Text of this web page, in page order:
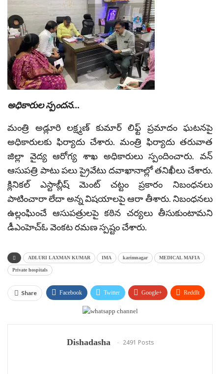
అధికారుల స్పందన…
మంత్రి అడ్లూరి లక్ష్మణ్ కుమార్ లిఫ్ట్ ప్రమాదం ఘటనపై
అధికారులకు ఫిర్యాదు చేశారు. మంత్రి ఫిర్యాదు తరువాత
జిల్లా వైద్య ఆరోగ్య శాఖ అధికారులు స్పందించారు. వన్
ఆసుపత్రి పాటు పలు ప్రైవేటు దవాఖానాల్లో తనిఖీలు చేశారు.
క్లినికల్ ఎస్టాబ్లీష్ మెంట్ చట్టం ప్రకారం నిబంధనలు
పాటించారా లేదా అన్న విషయాలపై ఆరా తీశారు. నిబంధనలు
ఉల్లంఘించే ఆసుపత్రులపై కఠిన చర్యలు తీసుకుంటామని
డీఎంహెచ్ఓ వెంకట రమణ స్పష్టం చేశారు.
ADLURI LAXMAN KUMAR IMA karimnagar MEDICAL MAFIA
Private hospitals
Share Facebook Twitter Google+ ReddIt
WhatsApp Pinterest
Dishadasha 2491 Posts